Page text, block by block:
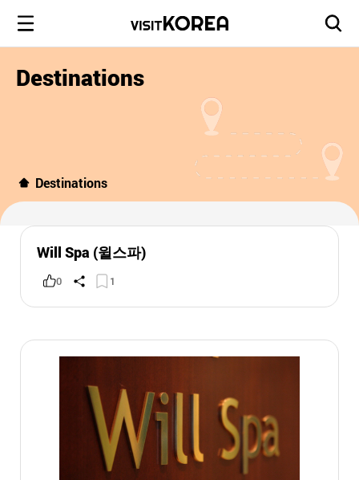
Destinations
Destinations
Will Spa (윌스파)
0 1